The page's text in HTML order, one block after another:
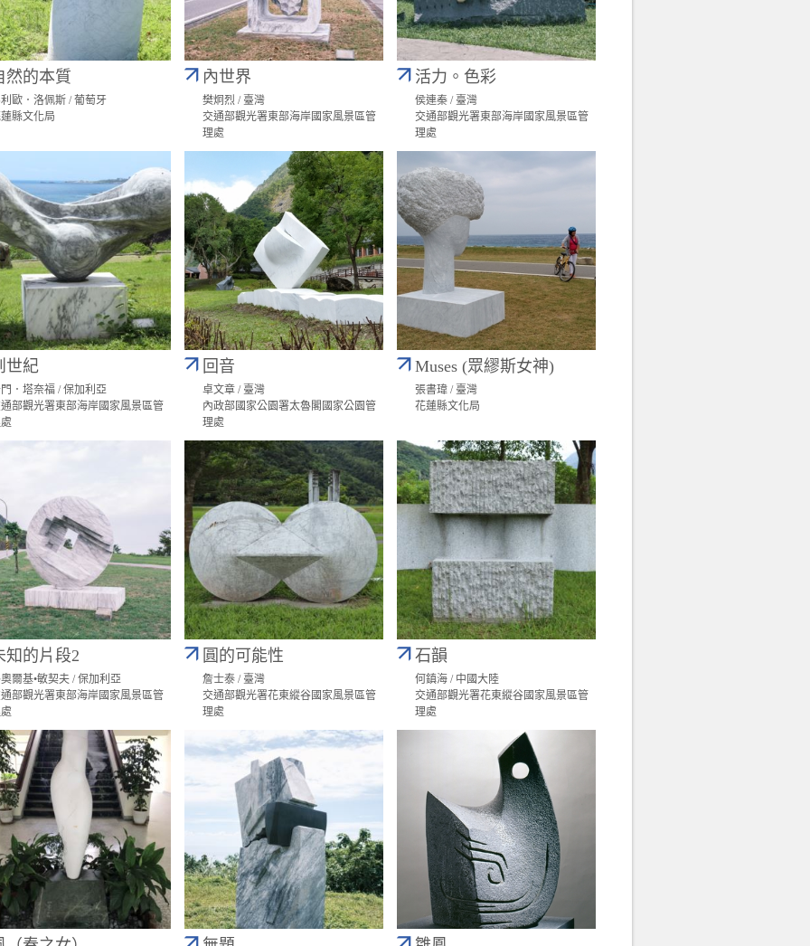
然的本質
歐．洛佩斯 / 葡萄牙
縣文化局
內世界
樊炯烈 / 臺灣
交通部觀光署東部海岸國家風景區管
理處
活力。色彩
侯連秦 / 臺灣
交通部觀光署東部海岸國家風景區管
理處
世紀
．塔奈福 / 保加利亞
部觀光署東部海岸國家風景區管
回音
卓文章 / 臺灣
內政部國家公園署太魯閣國家公園管
理處
Muses (眾繆斯女神)
張書瑋 / 臺灣
花蓮縣文化局
知的片段2
爾基•敏契夫 / 保加利亞
部觀光署東部海岸國家風景區管
圓的可能性
詹士泰 / 臺灣
交通部觀光署花東縱谷國家風景區管
理處
石韻
何鎮海 / 中國大陸
交通部觀光署花東縱谷國家風景區管
理處